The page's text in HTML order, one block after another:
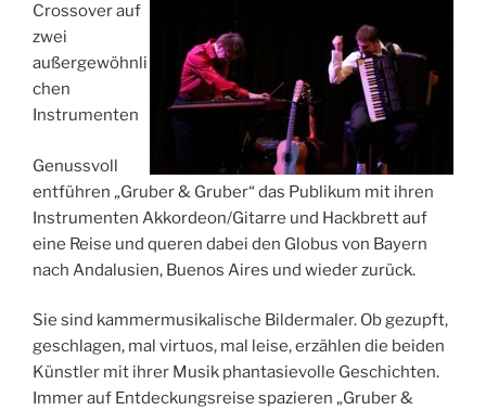
Crossover auf
zwei
außergewöhnli
chen
Instrumenten
Genussvoll
entführen „Gruber & Gruber“ das Publikum mit ihren
Instrumenten Akkordeon/Gitarre und Hackbrett auf
eine Reise und queren dabei den Globus von Bayern
nach Andalusien, Buenos Aires und wieder zurück.
Sie sind kammermusikalische Bildermaler. Ob gezupft,
geschlagen, mal virtuos, mal leise, erzählen die beiden
Künstler mit ihrer Musik phantasievolle Geschichten.
Immer auf Entdeckungsreise spazieren „Gruber &